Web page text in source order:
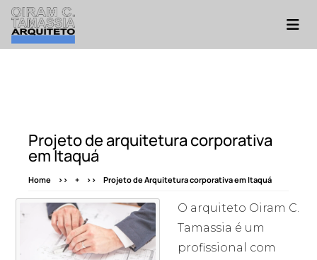
Projeto de arquitetura corporativa
em Itaquá
Home + Projeto de Arquitetura corporativa em Itaquá
O arquiteto Oiram C.
Tamassia é um
profissional com